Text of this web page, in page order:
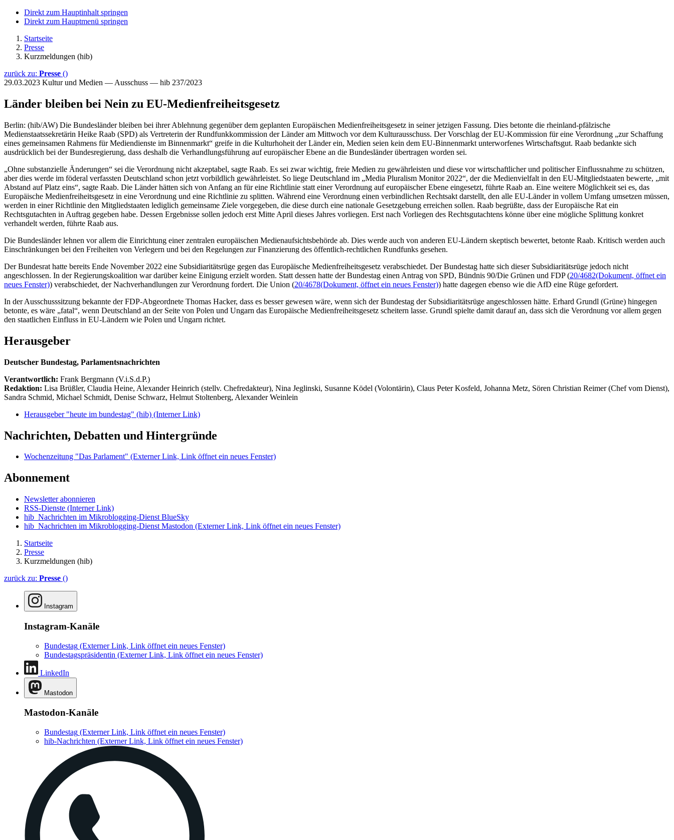
Direkt zum Hauptinhalt springen
Direkt zum Hauptmenü springen
Startseite
Presse
Kurzmeldungen (hib)
zurück zu: Presse ()
29.03.2023 Kultur und Medien — Ausschuss — hib 237/2023
Länder bleiben bei Nein zu EU-Medienfreiheitsgesetz
Berlin: (hib/AW) Die Bundesländer bleiben bei ihrer Ablehnung gegenüber dem geplanten Europäischen Medienfreiheitsgesetz in seiner jetzigen Fassung. Dies betonte die rheinland-pfälzische
Medienstaatssekretärin Heike Raab (SPD) als Vertreterin der Rundfunkkommission der Länder am Mittwoch vor dem Kulturausschuss. Der Vorschlag der EU-Kommission für eine Verordnung „zur Schaffung
eines gemeinsamen Rahmens für Mediendienste im Binnenmarkt“ greife in die Kulturhoheit der Länder ein, Medien seien kein dem EU-Binnenmarkt unterworfenes Wirtschaftsgut. Raab bedankte sich
ausdrücklich bei der Bundesregierung, dass deshalb die Verhandlungsführung auf europäischer Ebene an die Bundesländer übertragen worden sei.
„Ohne substanzielle Änderungen“ sei die Verordnung nicht akzeptabel, sagte Raab. Es sei zwar wichtig, freie Medien zu gewährleisten und diese vor wirtschaftlicher und politischer Einflussnahme zu schützen,
aber dies werde im föderal verfassten Deutschland schon jetzt vorbildlich gewährleistet. So liege Deutschland im „Media Pluralism Monitor 2022“, der die Medienvielfalt in den EU-Mitgliedstaaten bewerte, „mit
Abstand auf Platz eins“, sagte Raab. Die Länder hätten sich von Anfang an für eine Richtlinie statt einer Verordnung auf europäischer Ebene eingesetzt, führte Raab an. Eine weitere Möglichkeit sei es, das
Europäische Medienfreiheitsgesetz in eine Verordnung und eine Richtlinie zu splitten. Während eine Verordnung einen verbindlichen Rechtsakt darstellt, den alle EU-Länder in vollem Umfang umsetzen müssen,
werden in einer Richtlinie den Mitgliedstaaten lediglich gemeinsame Ziele vorgegeben, die diese durch eine nationale Gesetzgebung erreichen sollen. Raab begrüßte, dass der Europäische Rat ein
Rechtsgutachten in Auftrag gegeben habe. Dessen Ergebnisse sollen jedoch erst Mitte April dieses Jahres vorliegen. Erst nach Vorliegen des Rechtsgutachtens könne über eine mögliche Splittung konkret
verhandelt werden, führte Raab aus.
Die Bundesländer lehnen vor allem die Einrichtung einer zentralen europäischen Medienaufsichtsbehörde ab. Dies werde auch von anderen EU-Ländern skeptisch bewertet, betonte Raab. Kritisch werden auch
Einschränkungen bei den Freiheiten von Verlegern und bei den Regelungen zur Finanzierung des öffentlich-rechtlichen Rundfunks gesehen.
Der Bundesrat hatte bereits Ende November 2022 eine Subsidiaritätsrüge gegen das Europäische Medienfreiheitsgesetz verabschiedet. Der Bundestag hatte sich dieser Subsidiaritätsrüge jedoch nicht
angeschlossen. In der Regierungskoalition war darüber keine Einigung erzielt worden. Statt dessen hatte der Bundestag einen Antrag von SPD, Bündnis 90/Die Grünen und FDP (20/4682(Dokument, öffnet ein
neues Fenster)) verabschiedet, der Nachverhandlungen zur Verordnung fordert. Die Union (20/4678(Dokument, öffnet ein neues Fenster)) hatte dagegen ebenso wie die AfD eine Rüge gefordert.
In der Ausschusssitzung bekannte der FDP-Abgeordnete Thomas Hacker, dass es besser gewesen wäre, wenn sich der Bundestag der Subsidiaritätsrüge angeschlossen hätte. Erhard Grundl (Grüne) hingegen
betonte, es wäre „fatal“, wenn Deutschland an der Seite von Polen und Ungarn das Europäische Medienfreiheitsgesetz scheitern lasse. Grundl spielte damit darauf an, dass sich die Verordnung vor allem gegen
den staatlichen Einfluss in EU-Ländern wie Polen und Ungarn richtet.
Herausgeber
Deutscher Bundestag, Parlamentsnachrichten
Verantwortlich: Frank Bergmann (V.i.S.d.P.)
Redaktion: Lisa Brüßler, Claudia Heine, Alexander Heinrich (stellv. Chefredakteur), Nina Jeglinski, Susanne Ködel (Volontärin), Claus Peter Kosfeld, Johanna Metz, Sören Christian Reimer (Chef vom Dienst),
Sandra Schmid, Michael Schmidt, Denise Schwarz, Helmut Stoltenberg, Alexander Weinlein
Herausgeber "heute im bundestag" (hib) (Interner Link)
Nachrichten, Debatten und Hintergründe
Wochenzeitung "Das Parlament" (Externer Link, Link öffnet ein neues Fenster)
Abonnement
Newsletter abonnieren
RSS-Dienste (Interner Link)
hib_Nachrichten im Mikroblogging-Dienst BlueSky
hib_Nachrichten im Mikroblogging-Dienst Mastodon (Externer Link, Link öffnet ein neues Fenster)
Startseite
Presse
Kurzmeldungen (hib)
zurück zu: Presse ()
Instagram
Instagram-Kanäle
Bundestag (Externer Link, Link öffnet ein neues Fenster)
Bundestagspräsidentin (Externer Link, Link öffnet ein neues Fenster)
LinkedIn
Mastodon
Mastodon-Kanäle
Bundestag (Externer Link, Link öffnet ein neues Fenster)
hib-Nachrichten (Externer Link, Link öffnet ein neues Fenster)